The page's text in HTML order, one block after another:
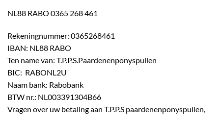
NL88 RABO 0365 268 461
Rekeningnummer: 0365268461
IBAN: NL88 RABO
Ten name van: T.P.P.S.Paardenenponyspullen
BIC: RABONL2U
Naam bank: Rabobank
BTW nr.: NL003391304B66
Vragen over uw betaling aan T.P.P.S paardenenponyspullen,